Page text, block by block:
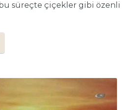
süreçte çiçekler gibi özenli